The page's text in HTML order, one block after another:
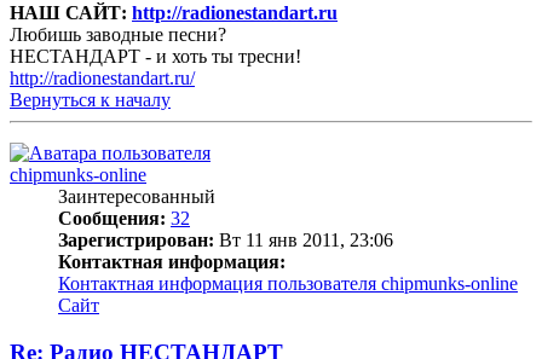
НАШ САЙТ: http://radionestandart.ru
Любишь заводные песни?
НЕСТАНДАРТ - и хоть ты тресни!
http://radionestandart.ru/
Вернуться к началу
chipmunks-online
Заинтересованный
Сообщения: 32
Зарегистрирован: Вт 11 янв 2011, 23:06
Контактная информация:
Контактная информация пользователя chipmunks-online
Сайт
Re: Радио НЕСТАНДАРТ